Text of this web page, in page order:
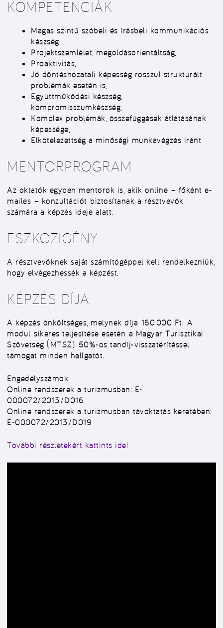
KOMPETENCIÁK
Magas szintű szóbeli és írásbeli kommunikációs
készség,
Projektszemlélet, megoldásorientáltság,
Proaktivitás,
Jó döntéshozatali képesség rosszul strukturált
problémák esetén is,
Együttműködési készség,
kompromisszumkészség,
Komplex problémák, összefüggések átlátásának
képessége,
Elkötelezettség a minőségi munkavégzés iránt
MENTORPROGRAM
Az oktatók egyben mentorok is, akik online – főként e-
mailes – konzultációt biztosítanak a résztvevők
számára a képzés ideje alatt.
ESZKÖZIGÉNY
A résztvevőknek saját számítógéppel kell rendelkezniük,
hogy elvégezhessék a képzést.
KÉPZÉS DÍJA
A képzés önköltséges, melynek díja 160.000 Ft. A
modul sikeres teljesítése esetén a Magyar Turisztikai
Szövetség (MTSZ) 50%-os tandíj-visszatérítéssel
támogat minden hallgatót.
Engedélyszámok:
Online rendszerek a turizmusban: E-
000072/2013/D016
Online rendszerek a turizmusban távoktatás keretében:
E-000072/2013/D019
További részletekért kattints ide!